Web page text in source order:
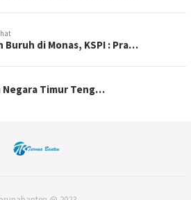
Buruh di Monas, KSPI : Pra…
Negara Timur Teng…